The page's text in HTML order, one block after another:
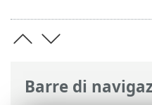
Barre di